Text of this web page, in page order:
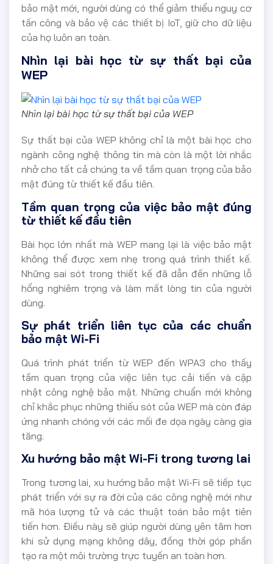
bảo mật mới, người dùng có thể giảm thiểu nguy cơ
tấn công và bảo vệ các thiết bị IoT, giữ cho dữ liệu
của họ luôn an toàn.
Nhìn lại bài học từ sự thất bại của
WEP
Nhìn lại bài học từ sự thất bại của WEP
Sự thất bại của WEP không chỉ là một bài học cho
ngành công nghệ thông tin mà còn là một lời nhắc
nhở cho tất cả chúng ta về tầm quan trọng của bảo
mật đúng từ thiết kế đầu tiên.
Tầm quan trọng của việc bảo mật đúng
từ thiết kế đầu tiên
Bài học lớn nhất mà WEP mang lại là việc bảo mật
không thể được xem nhẹ trong quá trình thiết kế.
Những sai sót trong thiết kế đã dẫn đến những lỗ
hổng nghiêm trọng và làm mất lòng tin của người
dùng.
Sự phát triển liên tục của các chuẩn
bảo mật Wi-Fi
Quá trình phát triển từ WEP đến WPA3 cho thấy
tầm quan trọng của việc liên tục cải tiến và cập
nhật công nghệ bảo mật. Những chuẩn mới không
chỉ khắc phục những thiếu sót của WEP mà còn đáp
ứng nhanh chóng với các mối đe dọa ngày càng gia
tăng.
Xu hướng bảo mật Wi-Fi trong tương lai
Trong tương lai, xu hướng bảo mật Wi-Fi sẽ tiếp tục
phát triển với sự ra đời của các công nghệ mới như
mã hóa lượng tử và các thuật toán bảo mật tiên
tiến hơn. Điều này sẽ giúp người dùng yên tâm hơn
khi sử dụng mạng không dây, đồng thời góp phần
tạo ra một môi trường trực tuyến an toàn hơn.